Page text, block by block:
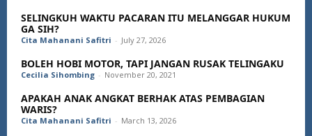
SELINGKUH WAKTU PACARAN ITU MELANGGAR HUKUM
GA SIH?
Cita Mahanani Safitri - July 27, 2026
BOLEH HOBI MOTOR, TAPI JANGAN RUSAK TELINGAKU
Cecilia Sihombing - November 20, 2021
APAKAH ANAK ANGKAT BERHAK ATAS PEMBAGIAN
WARIS?
Cita Mahanani Safitri - March 13, 2026